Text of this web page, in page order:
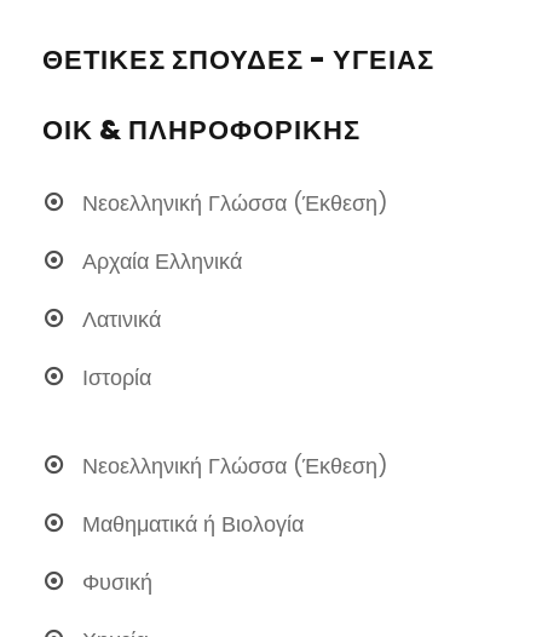
ΘΕΤΙΚΈΣ ΣΠΟΥΔΈΣ - ΥΓΕΊΑΣ
ΟΙΚ & ΠΛΗΡΟΦΟΡΙΚΉΣ
Νεοελληνική Γλώσσα (Έκθεση)
Αρχαία Ελληνικά
Λατινικά
Ιστορία
Νεοελληνική Γλώσσα (Έκθεση)
Μαθηματικά ή Βιολογία
Φυσική